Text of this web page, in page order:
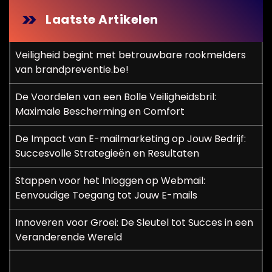
n
p
a
g
i
n
e
r
i
n
g
Laatste Artikelen
Veiligheid begint met betrouwbare rookmelders
van brandpreventie.be!
De Voordelen van een Bolle Veiligheidsbril:
Maximale Bescherming en Comfort
De Impact van E-mailmarketing op Jouw Bedrijf:
Succesvolle Strategieën en Resultaten
Stappen voor het Inloggen op Webmail:
Eenvoudige Toegang tot Jouw E-mails
Innoveren voor Groei: De Sleutel tot Succes in een
Veranderende Wereld